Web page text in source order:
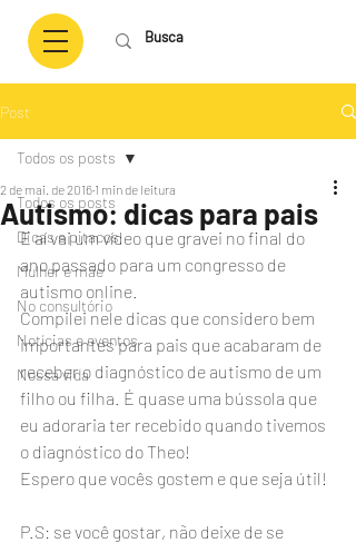
Post
Todos os posts
Dicas e pitacos
Mulher e mãe
No consultório
Notícias e eventos
Nossa vida
Todos os posts
Autismo: dicas para pais
2 de mai. de 2016 1 min de leitura
E aí vai um vídeo que gravei no final do
ano passado para um congresso de
autismo online.
Compilei nele dicas que considero bem
importantes para pais que acabaram de
receber o diagnóstico de autismo de um
filho ou filha. É quase uma bússola que
eu adoraria ter recebido quando tivemos
o diagnóstico do Theo!
Espero que vocês gostem e que seja útil!
P.S: se você gostar, não deixe de se